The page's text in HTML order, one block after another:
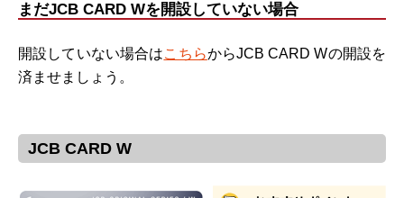
まだJCB CARD Wを開設していない場合
開設していない場合はこちらからJCB CARD Wの開設を
済ませましょう。
JCB CARD W